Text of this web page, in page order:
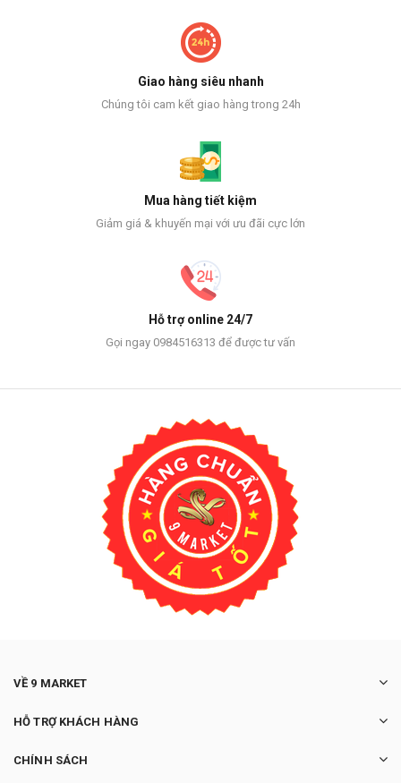
Giao hàng siêu nhanh
Chúng tôi cam kết giao hàng trong 24h
Mua hàng tiết kiệm
Giảm giá & khuyến mại với ưu đãi cực lớn
Hỗ trợ online 24/7
Gọi ngay 0984516313 để được tư vấn
VỀ 9 MARKET
HỖ TRỢ KHÁCH HÀNG
CHÍNH SÁCH